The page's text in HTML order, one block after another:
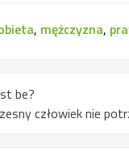
, mężczyzna,
be?
człowiek nie